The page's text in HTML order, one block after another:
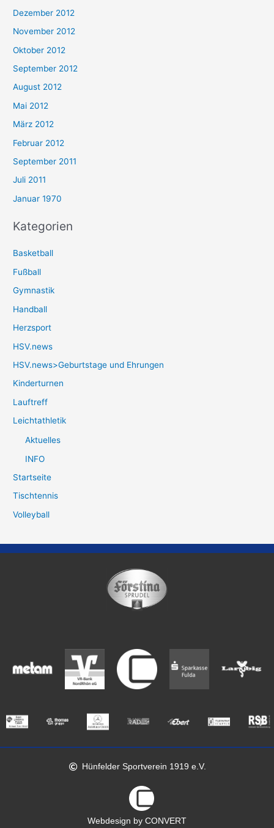
Dezember 2012
November 2012
Oktober 2012
September 2012
August 2012
Mai 2012
März 2012
Februar 2012
September 2011
Juli 2011
Januar 1970
Kategorien
Basketball
Fußball
Gymnastik
Handball
Herzsport
HSV.news
HSV.news>Geburtstage und Ehrungen
Kinderturnen
Lauftreff
Leichtathletik
Aktuelles
INFO
Startseite
Tischtennis
Volleyball
Hünfelder Sportverein 1919 e.V.
Webdesign by CONVERT